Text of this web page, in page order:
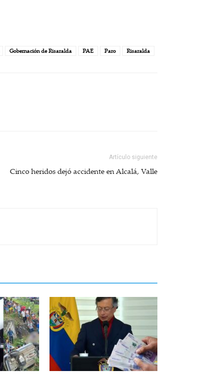
Gobernación de Risaralda PAE Paro Risaralda
Artículo siguiente
Cinco heridos dejó accidente en Alcalá, Valle